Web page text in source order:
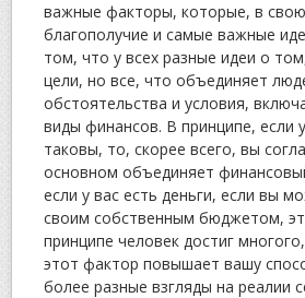
важные факторы, которые, в
благополучие и самые важные
том, что у всех разные идеи о
цели, но все, что объединяет
обстоятельства и условия,
виды финансов. В принципе, если
таковы, то, скорее всего, вы
основном объединяет
если у вас есть деньги, если вы
своим собственным бюджетом,
принципе человек достиг
этот фактор повышает вашу
более разные взгляды на реалии